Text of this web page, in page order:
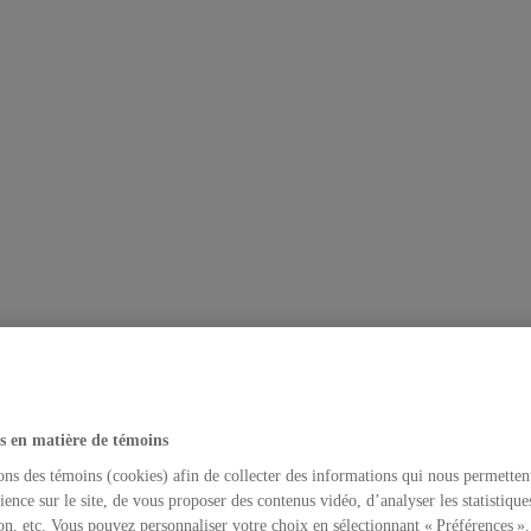
en matière de témoins
des témoins (cookies) afin de collecter des informations qui nous
sur le site, de vous proposer des contenus vidéo, d’analyser les
etc. Vous pouvez personnaliser votre choix en sélectionnant « Préférences ».